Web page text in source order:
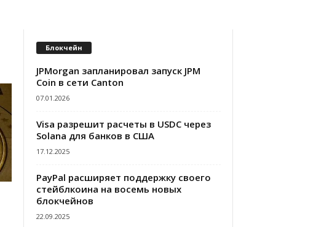
Блокчейн
JPMorgan запланировал запуск JPM
Coin в сети Canton
07.01.2026
Visa разрешит расчеты в USDC через
Solana для банков в США
17.12.2025
PayPal расширяет поддержку своего
стейблкоина на восемь новых
блокчейнов
22.09.2025